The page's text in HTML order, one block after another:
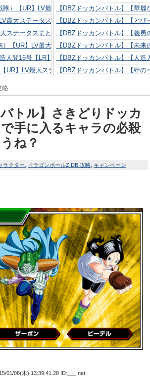
）【UR】LV最大ステータスまとめ！
最大ステータスまとめ！
ステータスまとめ！
【UR】LV最大ステータスまとめ！
人間16号【LR】LV最大ステータスまとめ！
UR】LV最大ステータスまとめ！
最大ステータスまとめ！
テータスまとめ！
大ステータスまとめ！
【DBZドッカンバトル】【華
【DBZドッカンバトル】【と
【DBZドッカンバトル】【義
【DBZドッカンバトル】【未
【DBZドッカンバトル】【人
【DBZドッカンバトル】【絆
【DBZドッカンバトル】【技巧
【DBZドッカンバトル】【新た
略
トル】さきどりドッカ
手に入るキャラの必殺
ね？
ラクター ドラゴンボールZ DB 攻略 キャンペーン
01/08(木) 13:39:41.28 ID:___.net